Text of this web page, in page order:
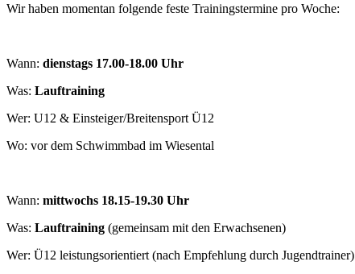
Wir haben momentan folgende feste Trainingstermine pro Woche:
Wann: dienstags 17.00-18.00 Uhr
Was: Lauftraining
Wer: U12 & Einsteiger/Breitensport Ü12
Wo: vor dem Schwimmbad im Wiesental
Wann: mittwochs 18.15-19.30 Uhr
Was: Lauftraining (gemeinsam mit den Erwachsenen)
Wer: Ü12 leistungsorientiert (nach Empfehlung durch Jugendtrainer)